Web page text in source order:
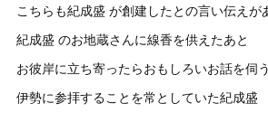
こちらも紀成盛 が創建したとの言い伝えが
紀成盛 のお地蔵さんに線香を供えたあと
お彼岸に立ち寄ったらおもしろいお話を伺
伊勢に参拝することを常としていた紀成盛